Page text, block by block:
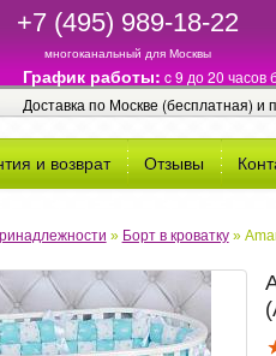
+7 (495) 989-18-22
многоканальный для Москвы
График работы: c 9 до 20 часов
Доставка по Москве (бесплатная) и
и возврат Отзывы
» Борт в кроватку»